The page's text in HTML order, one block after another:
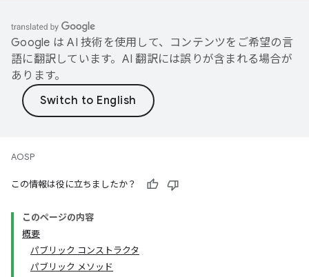
Google は AI 技術を使用して、コンテンツをご希望の言
語に翻訳しています。AI 翻訳には誤りが含まれる場合が
あります。
AOSP
この情報は役に立ちましたか？
このページの内容
概要
パブリック コンストラクタ
パブリック メソッド